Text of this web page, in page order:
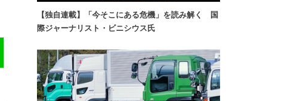
【独自連載】「今そこにある危機」を読み解く 国
際ジャーナリスト・ビニシウス氏